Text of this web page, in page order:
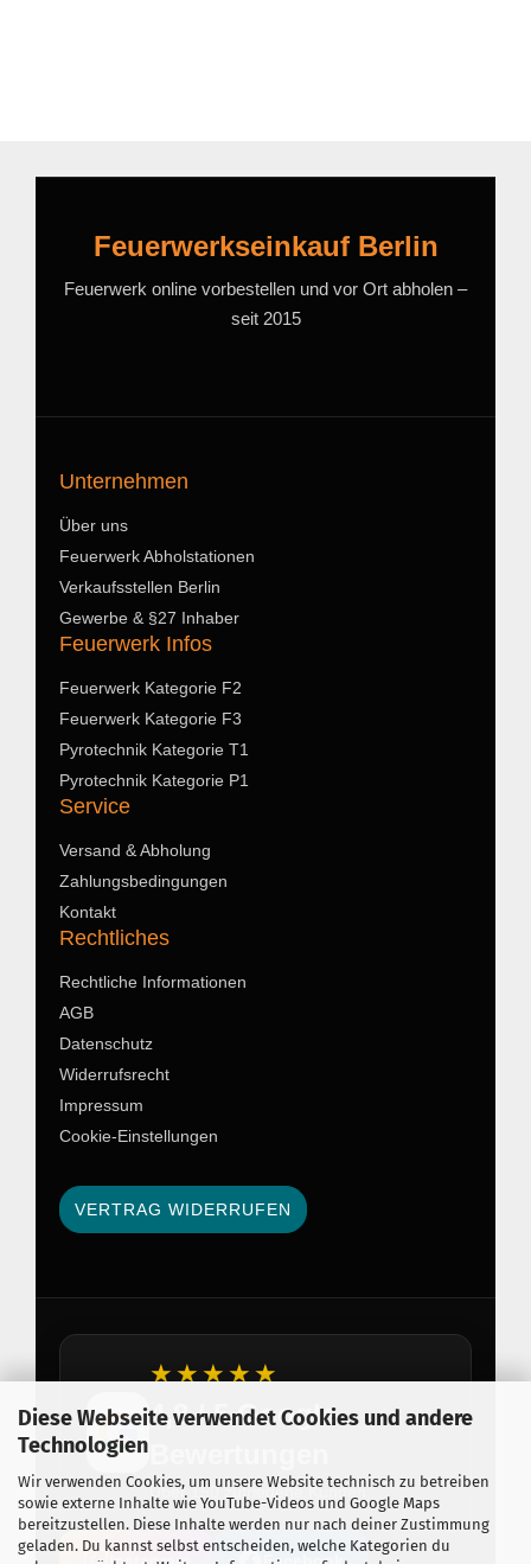
Diese Webseite verwendet Cookies und andere
Technologien
Wir verwenden Cookies, um unsere Website technisch zu betreiben
sowie externe Inhalte wie YouTube-Videos und Google Maps
bereitzustellen. Diese Inhalte werden nur nach deiner Zustimmung
geladen. Du kannst selbst entscheiden, welche Kategorien du
Feuerwerkseinkauf Berlin
Feuerwerk online vorbestellen und vor Ort abholen –
seit 2015
Unternehmen
Über uns
Feuerwerk Abholstationen
Verkaufsstellen Berlin
Gewerbe & §27 Inhaber
Feuerwerk Infos
Feuerwerk Kategorie F2
Feuerwerk Kategorie F3
Pyrotechnik Kategorie T1
Pyrotechnik Kategorie P1
Service
Versand & Abholung
Zahlungsbedingungen
Kontakt
Rechtliches
Rechtliche Informationen
AGB
Datenschutz
Widerrufsrecht
Impressum
Cookie-Einstellungen
VERTRAG WIDERRUFEN
★★★★★
4,8 / 5 Google
Über 150 zufriedene Kunden